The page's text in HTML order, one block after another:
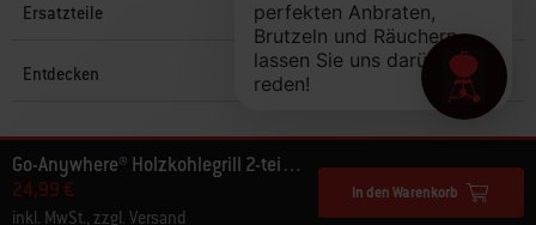
Go-Anywhere® Holzkohlegrill 2-teiliger Grillrost
24,99 €
inkl. MwSt., zzgl. Versand
In den Warenkorb
Ersatzteile
Entdecken
© 2025 Weber. Alle Rechte vorbehalten.